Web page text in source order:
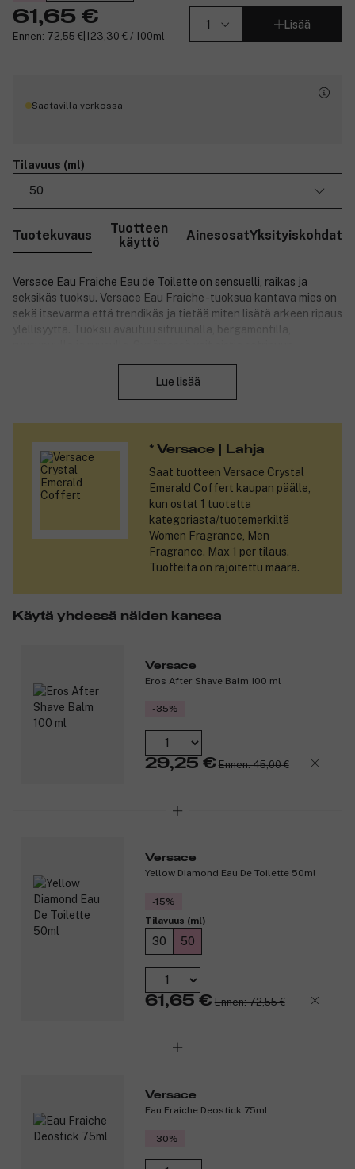
61,65 €
Ennen: 72,55 € 123,30 € / 100ml
Lisää
Saatavilla verkossa
Tilavuus (ml)
50
Tuotekuvaus
Tuotteen
käyttö
AinesosatYksityiskohdat
Versace Eau Fraiche Eau de Toilette on sensuelli, raikas ja
seksikäs tuoksu. Versace Eau Fraiche -tuoksua kantava mies on
sekä itsevarma että trendikäs ja tietää miten lisätä arkeen ripaus
ylellisyyttä. Tuoksu avautuu sitruunalla, bergamontilla,
myskin, sahramin ja puun vivahteet.
3106402
Lue lisää
* Versace | Lahja
Saat tuotteen Versace Crystal
Emerald Coffert kaupan päälle,
kun ostat 1 tuotetta
kategoriasta/tuotemerkiltä
Women Fragrance, Men
Fragrance. Max 1 per tilaus.
Tuotteita on rajoitettu määrä.
Käytä yhdessä näiden kanssa
Versace
Eros After Shave Balm 100 ml
-35%
29,25 € Ennen: 45,00 €
Versace
Yellow Diamond Eau De Toilette 50ml
-15%
Tilavuus (ml)
30 50
61,65 € Ennen: 72,55 €
Versace
Eau Fraiche Deostick 75ml
-30%